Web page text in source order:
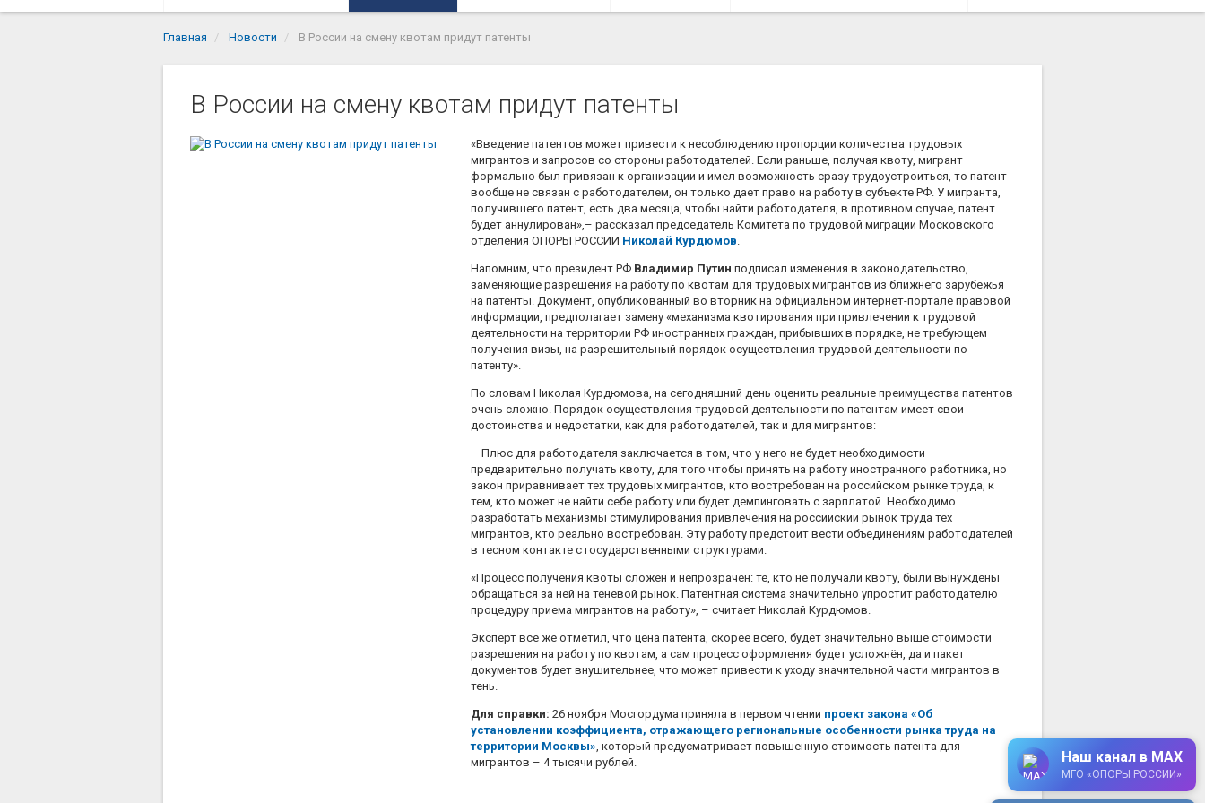
Главная Новости В России на смену квотам придут патенты
В России на смену квотам придут патенты
«Введение патентов может привести к несоблюдению пропорции количества трудовых
мигрантов и запросов со стороны работодателей. Если раньше, получая квоту, мигрант
формально был привязан к организации и имел возможность сразу трудоустроиться, то патент
вообще не связан с работодателем, он только дает право на работу в субъекте РФ. У мигранта,
получившего патент, есть два месяца, чтобы найти работодателя, в противном случае, патент
будет аннулирован»,– рассказал председатель Комитета по трудовой миграции Московского
отделения ОПОРЫ РОССИИ Николай Курдюмов
Напомним, что президент РФ Владимир Путин подписал изменения в законодательство,
заменяющие разрешения на работу по квотам для трудовых мигрантов из ближнего зарубежья
на патенты. Документ, опубликованный во вторник на официальном интернет-портале правовой
информации, предполагает замену «механизма квотирования при привлечении к трудовой
деятельности на территории РФ иностранных граждан, прибывших в порядке, не требующем
получения визы, на разрешительный порядок осуществления трудовой деятельности по
патенту».
По словам Николая Курдюмова, на сегодняшний день оценить реальные преимущества патентов
очень сложно. Порядок осуществления трудовой деятельности по патентам имеет свои
достоинства и недостатки, как для работодателей, так и для мигрантов:
– Плюс для работодателя заключается в том, что у него не будет необходимости
предварительно получать квоту, для того чтобы принять на работу иностранного работника, но
закон приравнивает тех трудовых мигрантов, кто востребован на российском рынке труда, к
тем, кто может не найти себе работу или будет демпинговать с зарплатой. Необходимо
разработать механизмы стимулирования привлечения на российский рынок труда тех
мигрантов, кто реально востребован. Эту работу предстоит вести объединениям работодателей
в тесном контакте с государственными структурами.
«Процесс получения квоты сложен и непрозрачен: те, кто не получали квоту, были вынуждены
обращаться за ней на теневой рынок. Патентная система значительно упростит работодателю
процедуру приема мигрантов на работу», – считает Николай Курдюмов.
Эксперт все же отметил, что цена патента, скорее всего, будет значительно выше стоимости
разрешения на работу по квотам, а сам процесс оформления будет усложнён, да и пакет
документов будет внушительнее, что может привести к уходу значительной части мигрантов в
тень.
Для справки: 26 ноября Мосгордума приняла в первом чтении проект закона «Об
установлении коэффициента, отражающего региональные особенности рынка труда на
территории Москвы» , который предусматривает повышенную стоимость патента для
мигрантов – 4 тысячи рублей.
Наш канал в MAX
МГО «ОПОРЫ РОССИИ»